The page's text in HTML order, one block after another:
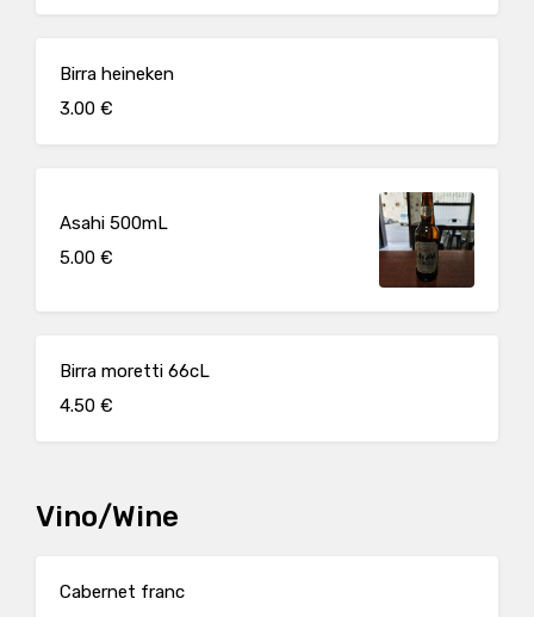
Birra heineken
3.00 €
Asahi 500mL
5.00 €
Birra moretti 66cL
4.50 €
Vino/Wine
Cabernet franc